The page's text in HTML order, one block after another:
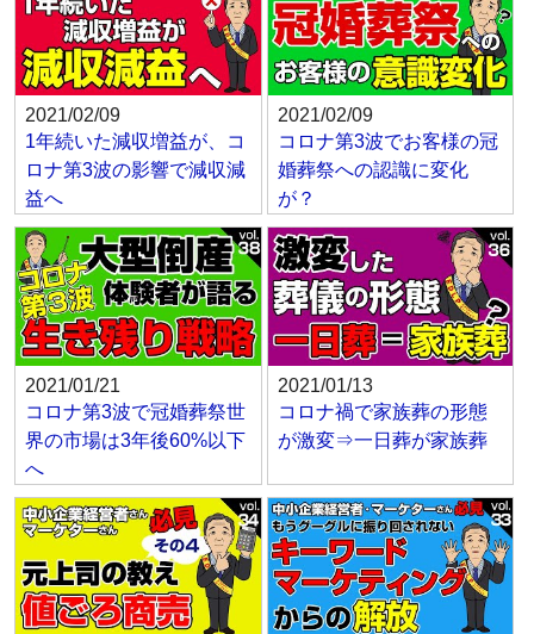
2021/02/09
1年続いた減収増益が、コ
ロナ第3波の影響で減収減
益へ
2021/02/09
コロナ第3波でお客様の冠
婚葬祭への認識に変化
が？
2021/01/21
コロナ第3波で冠婚葬祭世
界の市場は3年後60%以下
へ
2021/01/13
コロナ禍で家族葬の形態
が激変⇒一日葬が家族葬